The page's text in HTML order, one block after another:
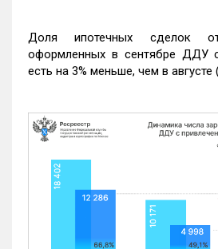
Доля ипотечных сделок
оформленных в сентябре ДДУ
есть на 3% меньше, чем в августе